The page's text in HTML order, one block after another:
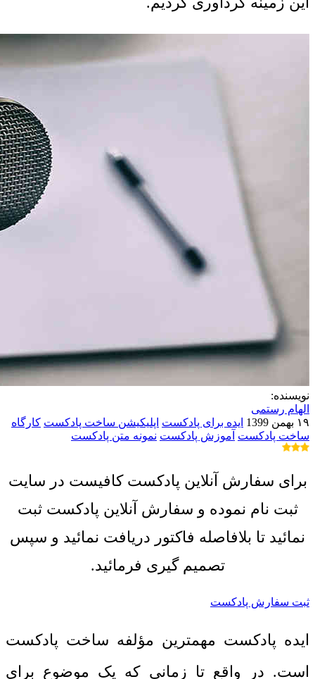
نویسنده:
الهام رستمی
۱۹ بهمن 1399
ایده برای پادکست اپلیکیشن ساخت پادکست کارگاه
ساخت پادکست آموزش پادکست نمونه متن پادکست
برای سفارش آنلاین پادکست کافیست در سایت
ثبت نام نموده و سفارش آنلاین پادکست ثبت
نمائید تا بلافاصله فاکتور دریافت نمائید و سپس
تصمیم گیری فرمائید.
ثبت سفارش پادکست
ایده پادکست مهمترین مؤلفه ساخت پادکست
است. در واقع تا زمانی که یک موضوع برای